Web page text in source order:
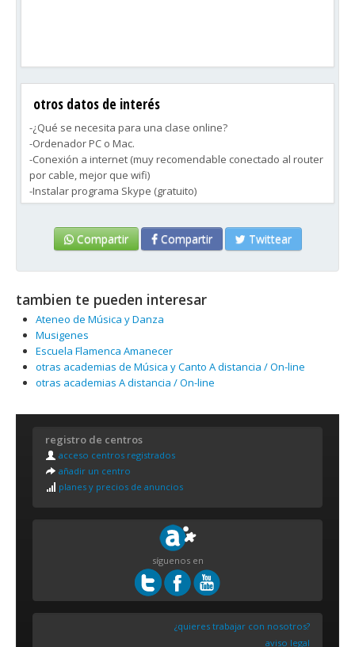
otros datos de interés
-¿Qué se necesita para una clase online?
-Ordenador PC o Mac.
-Conexión a internet (muy recomendable conectado al router
por cable, mejor que wifi)
-Instalar programa Skype (gratuito)
-Auriculares o altavoces (mucho mejor auriculares para evitar
-Webcam (a 24 frames por segundo)
-Micrófono (no hace falta que sea de gama alta)
Compartir Compartir Twittear
tambien te pueden interesar
Ateneo de Música y Danza
Musigenes
Escuela Flamenca Amanecer
otras academias de Música y Canto A distancia / On-line
otras academias A distancia / On-line
registro de centros
acceso centros registrados
añadir un centro
planes y precios de anuncios
síguenos en
¿quieres trabajar con nosotros?
aviso legal